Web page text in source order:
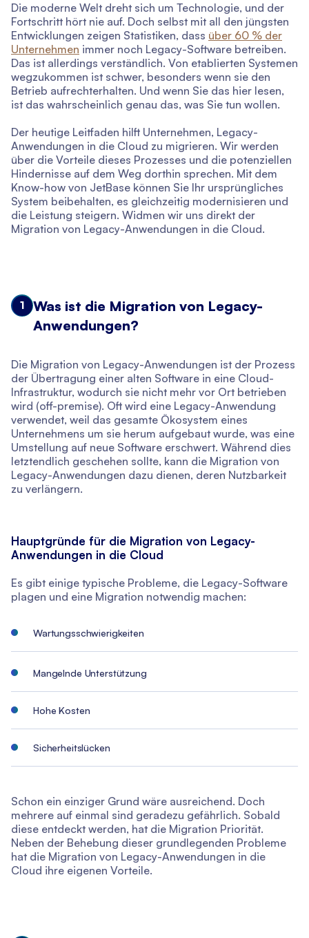
Die moderne Welt dreht sich um Technologie, und der
Fortschritt hört nie auf. Doch selbst mit all den jüngsten
Entwicklungen zeigen Statistiken, dass über 60 % der
Unternehmen immer noch Legacy-Software betreiben.
Das ist allerdings verständlich. Von etablierten Systemen
wegzukommen ist schwer, besonders wenn sie den
Betrieb aufrechterhalten. Und wenn Sie das hier lesen,
ist das wahrscheinlich genau das, was Sie tun wollen.
Der heutige Leitfaden hilft Unternehmen, Legacy-
Anwendungen in die Cloud zu migrieren. Wir werden
über die Vorteile dieses Prozesses und die potenziellen
Hindernisse auf dem Weg dorthin sprechen. Mit dem
Know-how von JetBase können Sie Ihr ursprüngliches
System beibehalten, es gleichzeitig modernisieren und
die Leistung steigern. Widmen wir uns direkt der
Migration von Legacy-Anwendungen in die Cloud.
1
Was ist die Migration von Legacy-
Anwendungen?
Die Migration von Legacy-Anwendungen ist der Prozess
der Übertragung einer alten Software in eine Cloud-
Infrastruktur, wodurch sie nicht mehr vor Ort betrieben
wird (off-premise). Oft wird eine Legacy-Anwendung
verwendet, weil das gesamte Ökosystem eines
Unternehmens um sie herum aufgebaut wurde, was eine
Umstellung auf neue Software erschwert. Während dies
letztendlich geschehen sollte, kann die Migration von
Legacy-Anwendungen dazu dienen, deren Nutzbarkeit
zu verlängern.
Hauptgründe für die Migration von Legacy-
Anwendungen in die Cloud
Es gibt einige typische Probleme, die Legacy-Software
plagen und eine Migration notwendig machen:
Wartungsschwierigkeiten
Mangelnde Unterstützung
Hohe Kosten
Sicherheitslücken
Schon ein einziger Grund wäre ausreichend. Doch
mehrere auf einmal sind geradezu gefährlich. Sobald
diese entdeckt werden, hat die Migration Priorität.
Neben der Behebung dieser grundlegenden Probleme
hat die Migration von Legacy-Anwendungen in die
Cloud ihre eigenen Vorteile.